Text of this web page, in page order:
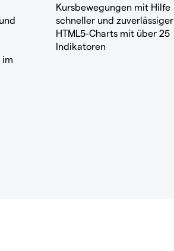
im
Kursbewegungen mit Hilfe
schneller und zuverlässiger
HTML5-Charts mit über 25
Indikatoren